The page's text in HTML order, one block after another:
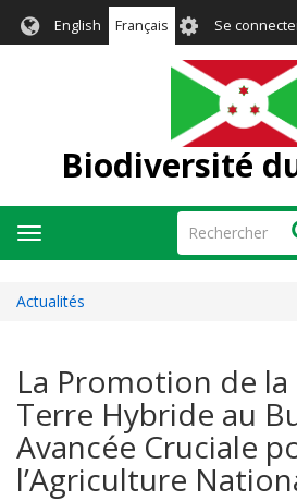
English Français User
account
menu
Se
Biodiversité
Rechercher
Toggle
navigation
Actualités
La Promotion de
Terre Hybride au
Avancée Cruciale
l’Agriculture